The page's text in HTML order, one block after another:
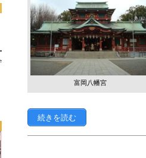
富岡八幡宮
続きを読む